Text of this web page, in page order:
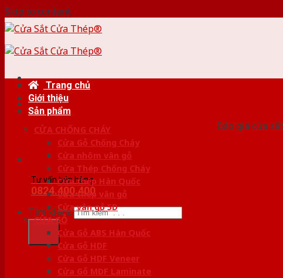
Skip to content
Báo giá cửa
Tư vấn bán hàng
0824.400.400
Tìm kiếm:
Trang chủ
Giới thiệu
Sản phẩm
CỬA CHỐNG CHÁY
Cửa Gỗ Chống Cháy
Cửa nhôm vân gỗ
Cửa Thép Chống Cháy
Cửa thép Hàn Quốc
Cửa thép vân gỗ
Cửa vân gỗ 5D
CỬA GỖ
Cửa Gỗ ABS Hàn Quốc
Cửa Gỗ HDF
Cửa Gỗ HDF Veneer
Cửa Gỗ MDF Laminate